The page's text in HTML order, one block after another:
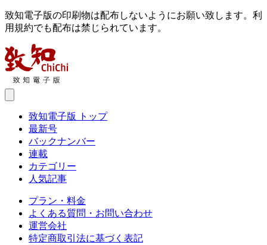
致知電子版の印刷物は配布しないようにお願い致します。利
用規約でも配布は禁じられています。
致知電子版 トップ
最新号
バックナンバー
連載
カテゴリー
人気記事
プラン・料金
よくある質問・お問い合わせ
運営会社
特定商取引法に基づく表記